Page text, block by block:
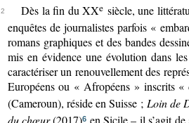
Dès la fin du XXe siècle, une
enquêtes de journalistes parfois «
romans graphiques et des bandes
mis en évidence une évolution dans
caractériser un renouvellement des
Européens ou « Afropéens » inscrits
(Cameroun), réside en Suisse ; Loin de
du chœur(2017)6 en Sicile – il s’agit